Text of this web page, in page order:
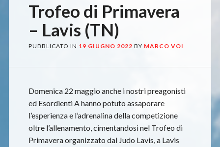
Trofeo di Primavera
– Lavis (TN)
PUBBLICATO IN 19 GIUGNO 2022 BY MARCO VOI
Domenica 22 maggio anche i nostri preagonisti
ed Esordienti A hanno potuto assaporare
l’esperienza e l’adrenalina della competizione
oltre l’allenamento, cimentandosi nel Trofeo di
Primavera organizzato dal Judo Lavis, a Lavis